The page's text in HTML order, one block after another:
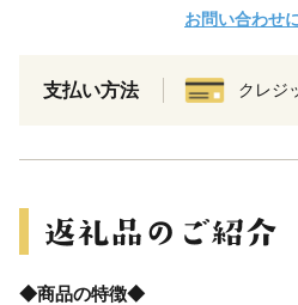
お問い合わせ
支払い方法 クレジ
◆商品の特徴◆